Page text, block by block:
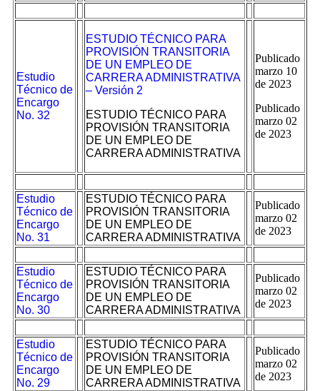
Estudio
Técnico de
Encargo
No. 32
ESTUDIO TÉCNICO PARA
PROVISIÓN TRANSITORIA
DE UN EMPLEO DE
CARRERA ADMINISTRATIVA
– Versión 2
ESTUDIO TÉCNICO PARA
PROVISIÓN TRANSITORIA
DE UN EMPLEO DE
CARRERA ADMINISTRATIVA
Publicado
marzo 10
de 2023
Publicado
marzo 02
de 2023
Estudio
Técnico de
Encargo
No. 31
ESTUDIO TÉCNICO PARA
PROVISIÓN TRANSITORIA
DE UN EMPLEO DE
CARRERA ADMINISTRATIVA
Publicado
marzo 02
de 2023
Estudio
Técnico de
Encargo
No. 30
ESTUDIO TÉCNICO PARA
PROVISIÓN TRANSITORIA
DE UN EMPLEO DE
CARRERA ADMINISTRATIVA
Publicado
marzo 02
de 2023
Estudio
Técnico de
Encargo
No. 29
ESTUDIO TÉCNICO PARA
PROVISIÓN TRANSITORIA
DE UN EMPLEO DE
CARRERA ADMINISTRATIVA
Publicado
marzo 02
de 2023